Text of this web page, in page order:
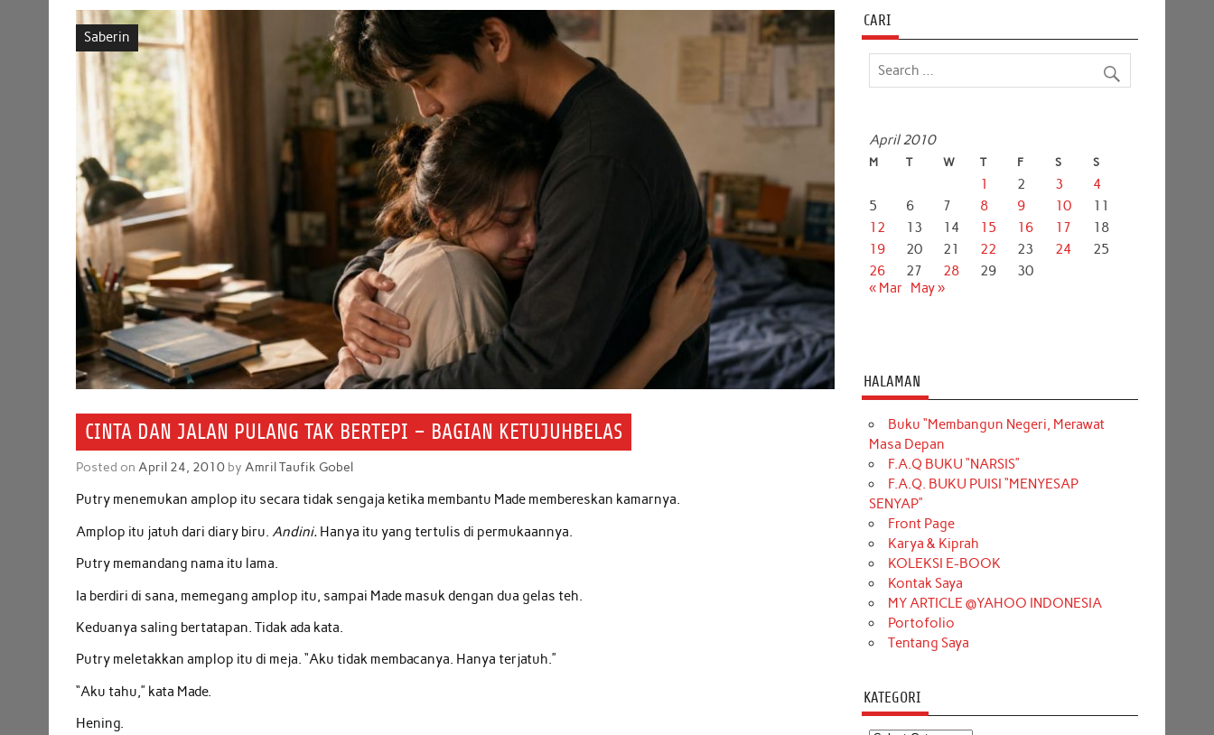
Saberin
CINTA DAN JALAN PULANG TAK BERTEPI – BAGIAN KETUJUHBELAS
Posted onApril 24, 2010 byAmril Taufik Gobel
Putry menemukan amplop itu secara tidak sengaja ketika membantu Made membereskan kamarnya.
Amplop itu jatuh dari diary biru.Andini. Hanya itu yang tertulis di permukaannya.
Putry memandang nama itu lama.
Ia berdiri di sana, memegang amplop itu, sampai Made masuk dengan dua gelas teh.
Keduanya saling bertatapan. Tidak ada kata.
Putry meletakkan amplop itu di meja. “Aku tidak membacanya. Hanya terjatuh.”
“Aku tahu,” kata Made.
Hening.
CARI
April 2010
M T W T F S S
1 2 3
4
5
6 7 8 9 10
11
12
13 14 15 16 17
18
19
20 21 22 23 24
25
26
27 28 29
30
« Mar May »
HALAMAN
Buku “Membangun Negeri, Merawat
Masa Depan
F.A.Q BUKU “NARSIS”
F.A.Q. BUKU PUISI “MENYESAP
SENYAP”
Front Page
Karya & Kiprah
KOLEKSI E-BOOK
Kontak Saya
MY ARTICLE @YAHOO INDONESIA
Portofolio
Tentang Saya
KATEGORI